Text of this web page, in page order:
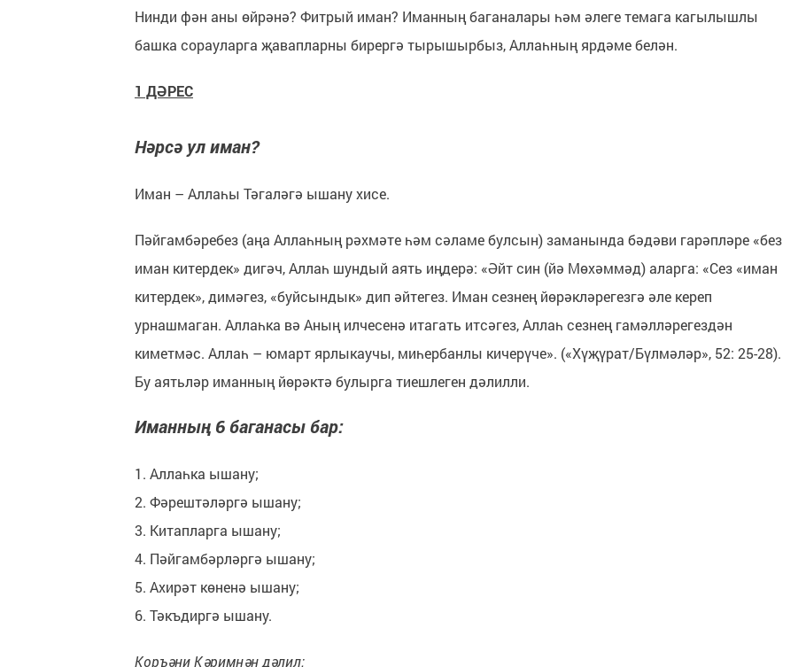
Нинди фән аны өйрәнә? Фитрый иман? Иманның баганалары һәм әлеге темага кагылышлы
башка сорауларга җавапларны бирергә тырышырбыз, Аллаһның ярдәме белән.
1 ДӘРЕС
Нәрсә ул иман?
Иман – Аллаһы Тәгаләгә ышану хисе.
Пәйгамбәребез (аңа Аллаһның рәхмәте һәм сәламе булсын) заманында бәдәви гарәпләре «без
иман китердек» дигәч, Аллаһ шундый аять иңдерә: «Әйт син (йә Мөхәммәд) аларга: «Сез «иман
китердек», димәгез, «буйсындык» дип әйтегез. Иман сезнең йөрәкләрегезгә әле кереп
урнашмаган. Аллаһка вә Аның илчесенә итагать итсәгез, Аллаһ сезнең гамәлләрегездән
киметмәс. Аллаһ – юмарт ярлыкаучы, миһербанлы кичерүче». («Хүҗүрат/Бүлмәләр», 52: 25-28).
Бу аятьләр иманның йөрәктә булырга тиешлеген дәлилли.
Иманның 6 баганасы бар:
1. Аллаһка ышану;
2. Фәрештәләргә ышану;
3. Китапларга ышану;
4. Пәйгамбәрләргә ышану;
5. Ахирәт көненә ышану;
6. Тәкъдиргә ышану.
Коръәни Кәримнән дәлил: